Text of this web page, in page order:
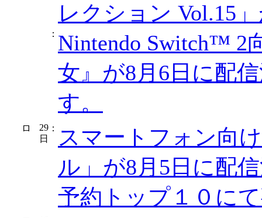
レクション Vol.15
： Nintendo Switch™ 2
女』が8月6日に配
す。
29
日
：
スマートフォン向
ル」が8月5日に配
予約トップ１０に